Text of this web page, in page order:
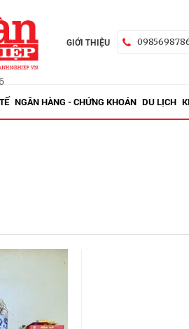
GIỚI THIỆU
NGÂN HÀNG - CHỨNG KHOÁN DU LỊCH